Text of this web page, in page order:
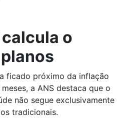
calcula o
ficado próximo da inflação
a ANS destaca que o
não segue exclusivamente
tradicionais.